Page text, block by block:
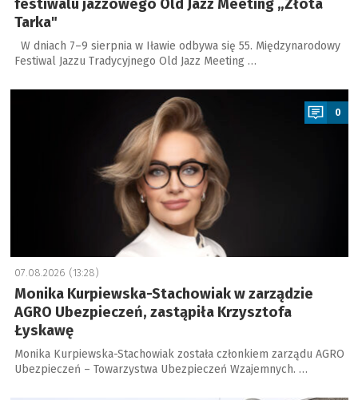
festiwalu jazzowego Old Jazz Meeting „Złota
Tarka"
W dniach 7–9 sierpnia w Iławie odbywa się 55. Międzynarodowy
Festiwal Jazzu Tradycyjnego Old Jazz Meeting …
a
0
07.08.2026 (13:28)
Monika Kurpiewska-Stachowiak w zarządzie
AGRO Ubezpieczeń, zastąpiła Krzysztofa
Łyskawę
Monika Kurpiewska-Stachowiak została członkiem zarządu AGRO
Ubezpieczeń – Towarzystwa Ubezpieczeń Wzajemnych. …